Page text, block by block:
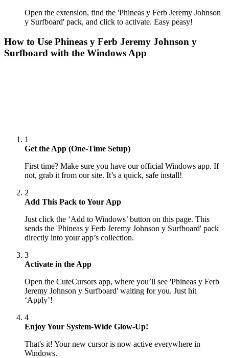
Open the extension, find the 'Phineas y Ferb Jeremy Johnson
y Surfboard' pack, and click to activate. Easy peasy!
How to Use Phineas y Ferb Jeremy Johnson y
Surfboard with the Windows App
1
Get the App (One-Time Setup)
First time? Make sure you have our official Windows app. If
not, grab it from our site. It’s a quick, safe install!
2
Add This Pack to Your App
Just click the ‘Add to Windows’ button on this page. This
sends the 'Phineas y Ferb Jeremy Johnson y Surfboard' pack
directly into your app’s collection.
3
Activate in the App
Open the CuteCursors app, where you’ll see 'Phineas y Ferb
Jeremy Johnson y Surfboard' waiting for you. Just hit
‘Apply’!
4
Enjoy Your System-Wide Glow-Up!
That's it! Your new cursor is now active everywhere in
Windows.